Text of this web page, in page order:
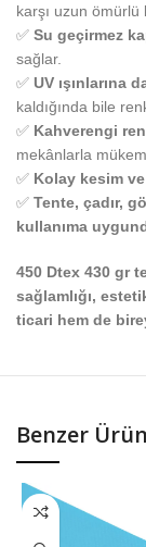
karşı uzun ömürlü
✅ Su geçirmez
sağlar.
✅ UV ışınlarına
kaldığında bile
✅ Kahverengi
mekânlarla
✅ Kolay kesim
✅ Tente, çadır,
kullanıma
450 Dtex 430 gr
sağlamlığı,
ticari hem de
Benzer